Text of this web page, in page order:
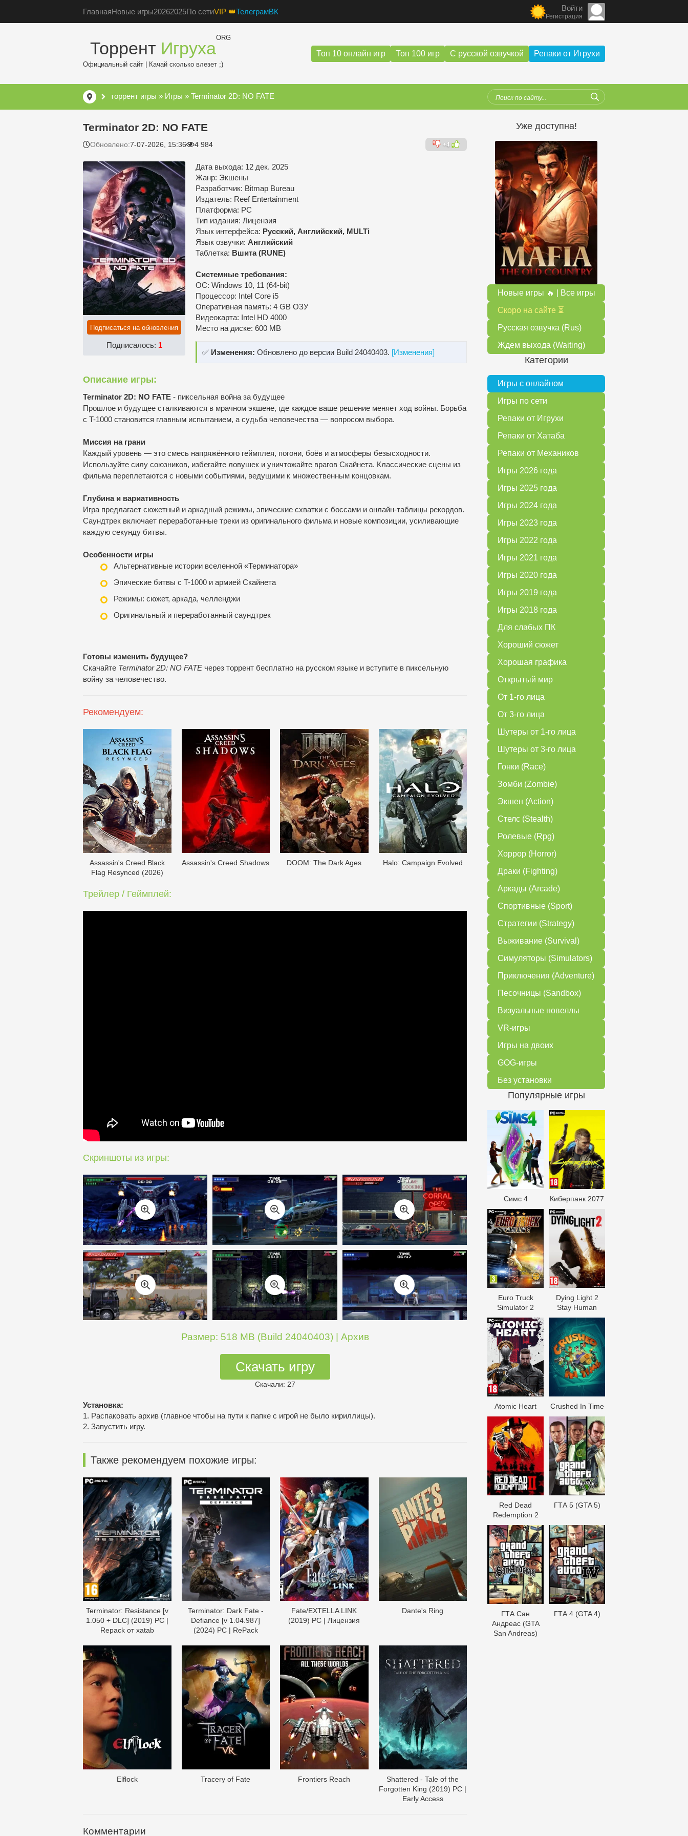
ГлавнаяНовые игры20262025По сетиVIP 👑ТелеграмВК Войти
Регистрация
Торрент Игруха
ORG
Официальный сайт | Качай сколько влезет ;)
Топ 10 онлайн игр Топ 100 игр С русской озвучкой Репаки от Игрухи
торрент игры » Игры » Terminator 2D: NO FATE
Terminator 2D: NO FATE
Обновлено:7-07-2026, 15:36 4 984 +4
Подписаться на обновления
Подписалось: 1
Дата выхода: 12 дек. 2025
Жанр: Экшены
Разработчик: Bitmap Bureau
Издатель: Reef Entertainment
Платформа: PC
Тип издания: Лицензия
Язык интерфейса: Русский, Английский, MULTi
Язык озвучки: Английский
Таблетка: Вшита (RUNE)
Системные требования:
ОС: Windows 10, 11 (64-bit)
Процессор: Intel Core i5
Оперативная память: 4 GB ОЗУ
Видеокарта: Intel HD 4000
Место на диске: 600 MB
✅ Изменения: Обновлено до версии Build 24040403. [Изменения]
Описание игры:
Terminator 2D: NO FATE - пиксельная война за будущее
Прошлое и будущее сталкиваются в мрачном экшене, где каждое ваше решение меняет ход войны. Борьба
с T-1000 становится главным испытанием, а судьба человечества — вопросом выбора.
Миссия на грани
Каждый уровень — это смесь напряжённого геймплея, погони, боёв и атмосферы безысходности.
Используйте силу союзников, избегайте ловушек и уничтожайте врагов Скайнета. Классические сцены из
фильма переплетаются с новыми событиями, ведущими к множественным концовкам.
Глубина и вариативность
Игра предлагает сюжетный и аркадный режимы, эпические схватки с боссами и онлайн-таблицы рекордов.
Саундтрек включает переработанные треки из оригинального фильма и новые композиции, усиливающие
каждую секунду битвы.
Особенности игры
Альтернативные истории вселенной «Терминатора»
Эпические битвы с T-1000 и армией Скайнета
Режимы: сюжет, аркада, челленджи
Оригинальный и переработанный саундтрек
Готовы изменить будущее?
Скачайте Terminator 2D: NO FATE через торрент бесплатно на русском языке и вступите в пиксельную
войну за человечество.
Рекомендуем:
Assassin's Creed Black
Flag Resynced (2026)
Assassin's Creed Shadows DOОM: The Dark Ages Halo: Campaign Evolved
Трейлер / Геймплей:
Скриншоты из игры:
Размер: 518 MB (Build 24040403) | Архив
Скачать игру
Скачали: 27
Установка:
1. Распаковать архив (главное чтобы на пути к папке с игрой не было кириллицы).
2. Запустить игру.
Также рекомендуем похожие игры:
Terminator: Resistance [v
1.050 + DLC] (2019) PC |
Repack от xatab
Terminator: Dark Fate -
Defiance [v 1.04.987]
(2024) PC | RePack
Fate/EXTELLA LINK
(2019) PC | Лицензия
Dante's Ring
Elflock Tracery of Fate Frontiers Reach
Shattered - Tale of the
Forgotten King (2019) PC |
Early Access
Комментарии
Уже доступна!
Новые игры 🔥 | Все игры
Скоро на сайте ⏳
Русская озвучка (Rus)
Ждем выхода (Waiting)
Категории
Игры с онлайном
Игры по сети
Репаки от Игрухи
Репаки от Хатаба
Репаки от Механиков
Игры 2026 года
Игры 2025 года
Игры 2024 года
Игры 2023 года
Игры 2022 года
Игры 2021 года
Игры 2020 года
Игры 2019 года
Игры 2018 года
Для слабых ПК
Хороший сюжет
Хорошая графика
Открытый мир
От 1-го лица
От 3-го лица
Шутеры от 1-го лица
Шутеры от 3-го лица
Гонки (Race)
Зомби (Zombie)
Экшен (Action)
Стелс (Stealth)
Ролевые (Rpg)
Хоррор (Horror)
Драки (Fighting)
Аркады (Arcade)
Спортивные (Sport)
Стратегии (Strategy)
Выживание (Survival)
Симуляторы (Simulators)
Приключения (Adventure)
Песочницы (Sandbox)
Визуальные новеллы
VR-игры
Игры на двоих
GOG-игры
Без установки
Популярные игры
Симс 4 Киберпанк 2077
Euro Truck
Simulator 2
Dying Light 2
Stay Human
Atomic Heart Crushed In Time
Red Dead
Redеmption 2
ГТА 5 (GTA 5)
ГТА Сан
Андреас (GTA
San Andreas)
ГТА 4 (GTA 4)